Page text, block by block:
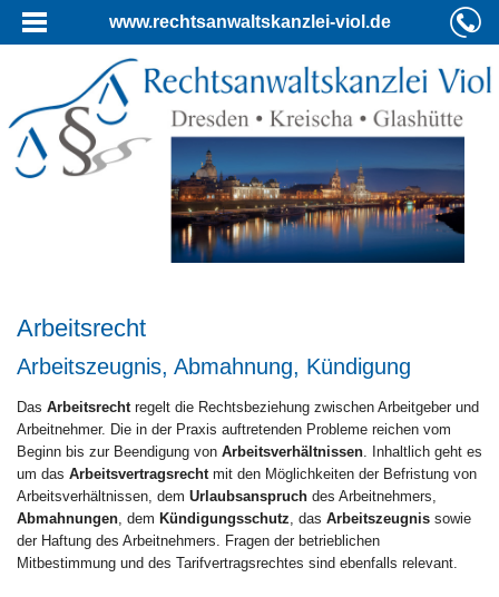
www.rechtsanwaltskanzlei-viol.de
Arbeitsrecht
Arbeitszeugnis, Abmahnung, Kündigung
Das Arbeitsrecht regelt die Rechtsbeziehung zwischen Arbeitgeber und
Arbeitnehmer. Die in der Praxis auftretenden Probleme reichen vom
Beginn bis zur Beendigung von Arbeitsverhältnissen . Inhaltlich geht es
um das Arbeitsvertragsrecht mit den Möglichkeiten der Befristung von
Arbeitsverhältnissen, dem Urlaubsanspruch des Arbeitnehmers,
Abmahnungen , dem Kündigungsschutz , das Arbeitszeugnis sowie
der Haftung des Arbeitnehmers. Fragen der betrieblichen
Mitbestimmung und des Tarifvertragsrechtes sind ebenfalls relevant.